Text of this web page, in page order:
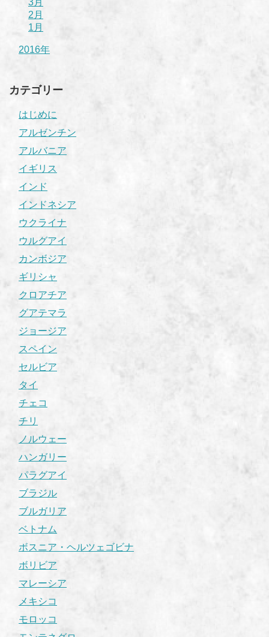
2月
1月
2016年
カテゴリー
はじめに
アルゼンチン
アルバニア
イギリス
インド
インドネシア
ウクライナ
ウルグアイ
カンボジア
ギリシャ
クロアチア
グアテマラ
ジョージア
スペイン
セルビア
タイ
チェコ
チリ
ノルウェー
ハンガリー
パラグアイ
ブラジル
ブルガリア
ベトナム
ボスニア・ヘルツェゴビナ
ボリビア
マレーシア
メキシコ
モロッコ